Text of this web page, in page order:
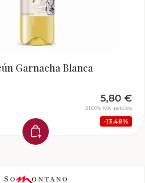
Garnacha Blanca
13,48%
5,80 €
21.00% IVA incluido